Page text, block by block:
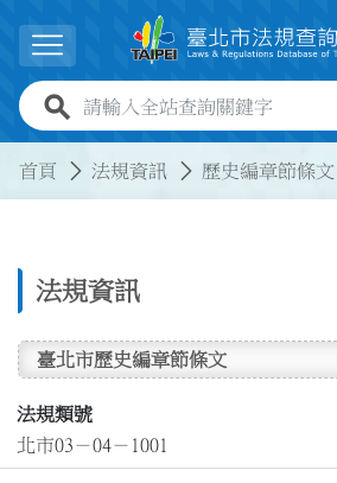
展開選單
全站查詢關鍵字欄位
首頁 法規資訊 歷史編章節條文
法規資訊
臺北市歷史編章節條文
法規類號
北市03－04－1001